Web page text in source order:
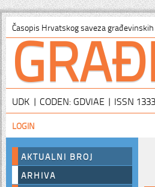
Časopis Hrvatskog saveza
UDK | CODEN: GDVIAE | ISSN
LOGIN
AKTUALNI BROJ
ARHIVA